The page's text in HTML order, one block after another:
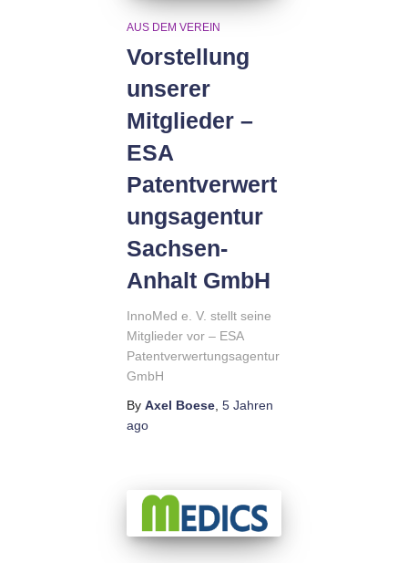
AUS DEM VEREIN
Vorstellung
unserer
Mitglieder –
ESA
Patentverwert
ungsagentur
Sachsen-
Anhalt GmbH
InnoMed e. V. stellt seine
Mitglieder vor – ESA
Patentverwertungsagentur
GmbH
By Axel Boese, 5 Jahren
ago